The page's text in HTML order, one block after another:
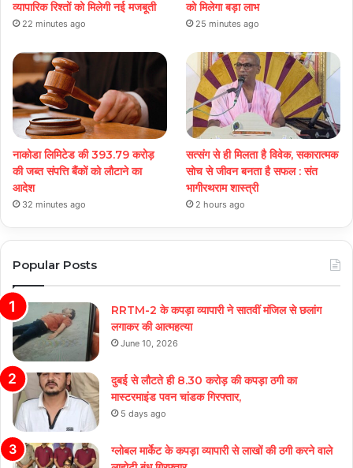
व्यापारिक रिश्तों को मिलेगी नई मजबूती
22 minutes ago
को मिलेगा बड़ा लाभ
25 minutes ago
नाकोडा लिमिटेड की 393.79 करोड़
की जब्त संपत्ति बैंकों को लौटाने का
आदेश
32 minutes ago
सत्संग से ही मिलता है विवेक, सकारात्मक
सोच से जीवन बनता है सफल : संत
भागीरथराम शास्त्री
2 hours ago
Popular Posts
RRTM-2 के कपड़ा व्यापारी ने सातवीं मंजिल से छलांग
लगाकर की आत्महत्या
June 10, 2026
दुबई से लौटते ही 8.30 करोड़ की कपड़ा ठगी का
मास्टरमाइंड पवन चांडक गिरफ्तार,
5 days ago
ग्लोबल मार्केट के कपड़ा व्यापारी से लाखों की ठगी करने वाले